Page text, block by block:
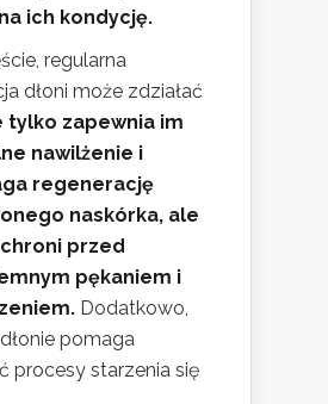
ich kondycję.
regularna
dłoni może zdziałać
tylko zapewnia im
nawilżenie i
regenerację
naskórka, ale
przed
pękaniem i
Dodatkowo,
pomaga
procesy starzenia się